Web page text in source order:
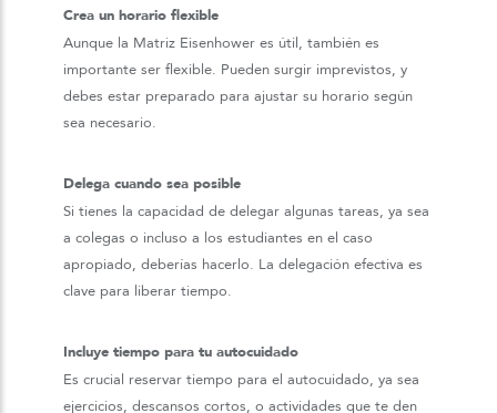
Crea un horario flexible
Aunque la Matriz Eisenhower es útil, también es
importante ser flexible. Pueden surgir imprevistos, y
debes estar preparado para ajustar su horario según
sea necesario.
Delega cuando sea posible
Si tienes la capacidad de delegar algunas tareas, ya sea
a colegas o incluso a los estudiantes en el caso
apropiado, deberías hacerlo. La delegación efectiva es
clave para liberar tiempo.
Incluye tiempo para tu autocuidado
Es crucial reservar tiempo para el autocuidado, ya sea
ejercicios, descansos cortos, o actividades que te den